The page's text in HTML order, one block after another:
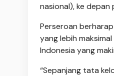
nasional), ke
Perseroan
yang lebih
Indonesia yang
“Sepanjang tata